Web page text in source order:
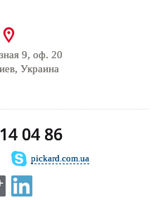
9, оф. 20
Украина
04 86
pickard.com.ua